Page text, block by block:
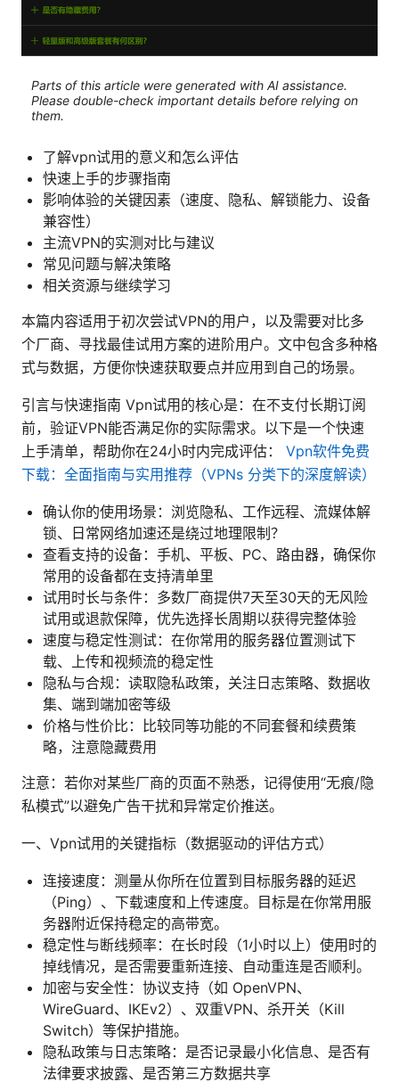
Parts of this article were generated with AI assistance.
Please double-check important details before relying on
them.
了解vpn试用的意义和怎么评估
快速上手的步骤指南
影响体验的关键因素（速度、隐私、解锁能力、设备
兼容性）
主流VPN的实测对比与建议
常见问题与解决策略
相关资源与继续学习
本篇内容适用于初次尝试VPN的用户，以及需要对比多
个厂商、寻找最佳试用方案的进阶用户。文中包含多种格
式与数据，方便你快速获取要点并应用到自己的场景。
引言与快速指南 Vpn试用的核心是：在不支付长期订阅
前，验证VPN能否满足你的实际需求。以下是一个快速
上手清单，帮助你在24小时内完成评估： Vpn软件免费
下载：全面指南与实用推荐（VPNs 分类下的深度解读）
确认你的使用场景：浏览隐私、工作远程、流媒体解
锁、日常网络加速还是绕过地理限制？
查看支持的设备：手机、平板、PC、路由器，确保你
常用的设备都在支持清单里
试用时长与条件：多数厂商提供7天至30天的无风险
试用或退款保障，优先选择长周期以获得完整体验
速度与稳定性测试：在你常用的服务器位置测试下
载、上传和视频流的稳定性
隐私与合规：读取隐私政策，关注日志策略、数据收
集、端到端加密等级
价格与性价比：比较同等功能的不同套餐和续费策
略，注意隐藏费用
注意：若你对某些厂商的页面不熟悉，记得使用“无痕/隐
私模式”以避免广告干扰和异常定价推送。
一、Vpn试用的关键指标（数据驱动的评估方式）
连接速度：测量从你所在位置到目标服务器的延迟
（Ping）、下载速度和上传速度。目标是在你常用服
务器附近保持稳定的高带宽。
稳定性与断线频率：在长时段（1小时以上）使用时的
掉线情况，是否需要重新连接、自动重连是否顺利。
加密与安全性：协议支持（如 OpenVPN、
WireGuard、IKEv2）、双重VPN、杀开关（Kill
Switch）等保护措施。
隐私政策与日志策略：是否记录最小化信息、是否有
法律要求披露、是否第三方数据共享